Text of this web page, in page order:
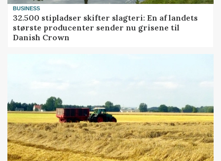
BUSINESS
32.500 stipladser skifter slagteri: En af landets
største producenter sender nu grisene til
Danish Crown